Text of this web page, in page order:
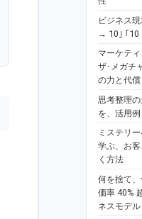
ビジネス
→ 10｣ ｢10
マーケテ
ザ･メガチ
の力と代償
思考整理
を、活用
ミステリ
学ぶ、お
く方法
何を捨て
価率 40%
ネスモデル